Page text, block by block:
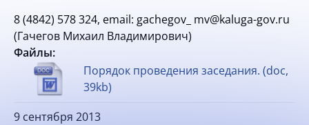
8 (4842) 578 324, email: gachegov_ mv@kaluga-gov.ru
(Гачегов Михаил Владимирович)
Файлы:
Порядок проведения заседания. (doc,
39kb)
9 сентября 2013